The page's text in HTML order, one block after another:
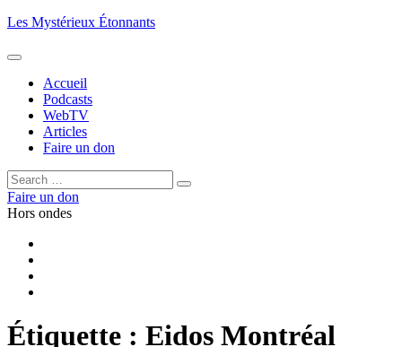
Aller
contenu
Les Mystérieux Étonnants
Accueil
Podcasts
WebTV
Articles
Faire un don
Rechercher :
Rechercher
Faire un don
Hors ondes
Étiquette : Eidos Montréal